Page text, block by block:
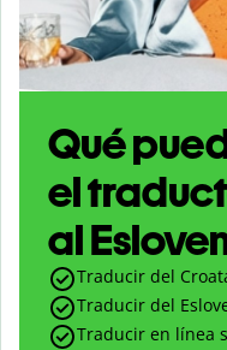
Qué
el
al
Traducir del
Traducir del
Traducir en línea